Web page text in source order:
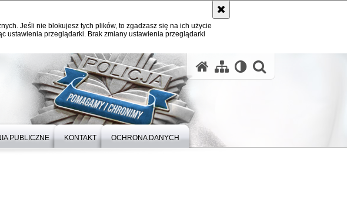
Jeśli nie blokujesz tych plików, to zgadzasz się na ich użycie
ustawienia przeglądarki. Brak zmiany ustawienia przeglądarki
PUBLICZNE KONTAKT OCHRONA DANYCH